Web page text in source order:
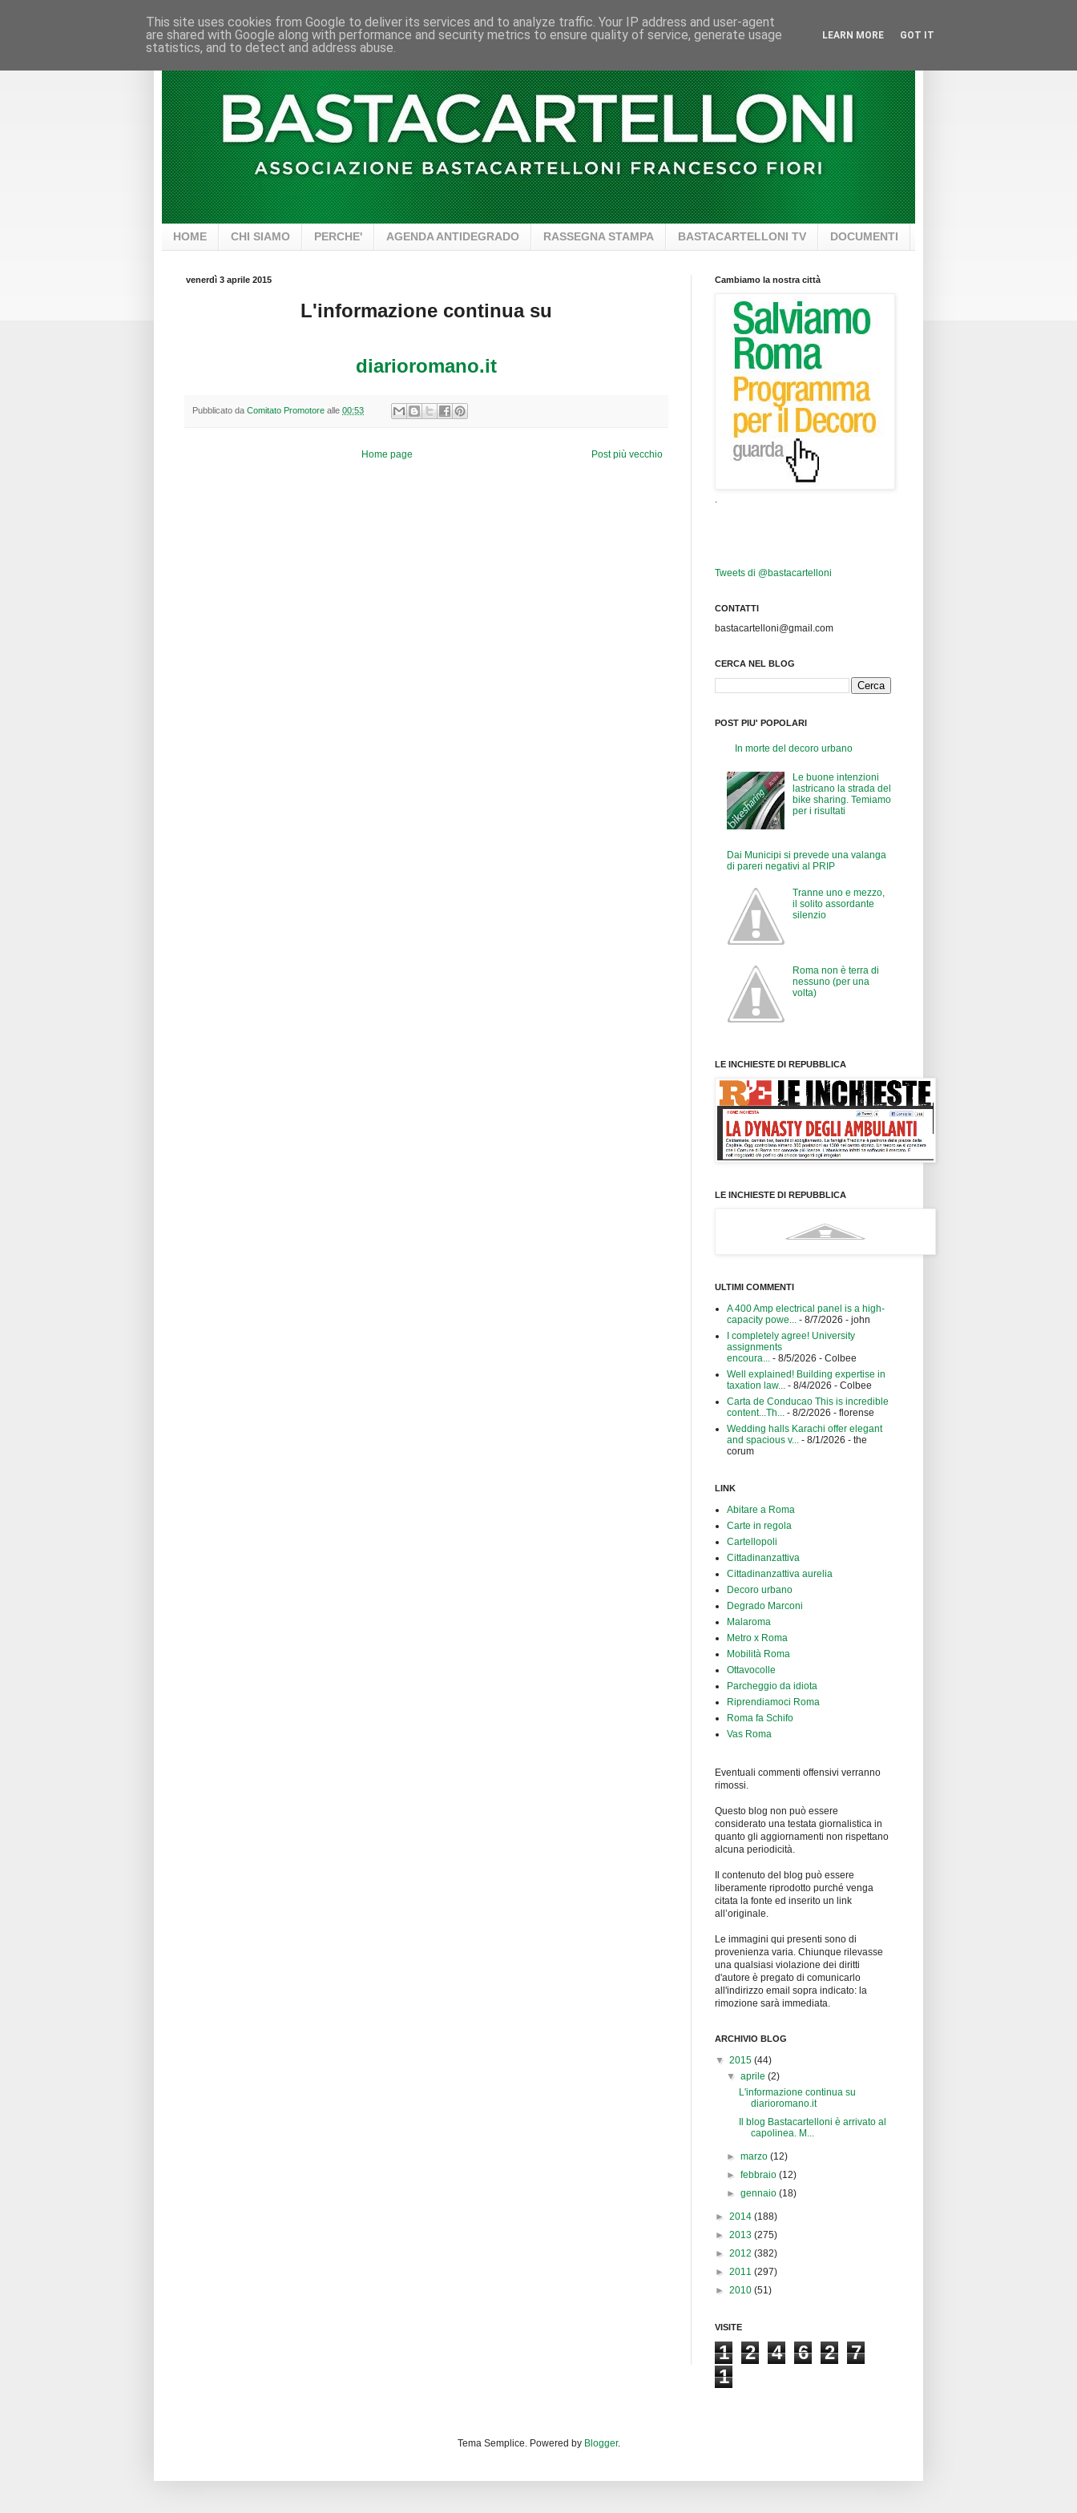
HOME CHI SIAMO PERCHE' AGENDA ANTIDEGRADO RASSEGNA STAMPA BASTACARTELLONI TV DOCUMENTI
venerdì 3 aprile 2015
L'informazione continua su
diarioromano.it
Pubblicato da Comitato Promotore alle 00:53
Post più vecchio
Home page
Cambiamo la nostra città
Tweets di @bastacartelloni
CONTATTI
bastacartelloni@gmail.com
CERCA NEL BLOG
POST PIU' POPOLARI
In morte del decoro urbano
Le buone intenzioni
lastricano la strada del
bike sharing. Temiamo
per i risultati
Dai Municipi si prevede una valanga
di pareri negativi al PRIP
Tranne uno e mezzo,
il solito assordante
silenzio
Roma non è terra di
nessuno (per una
volta)
LE INCHIESTE DI REPUBBLICA
LE INCHIESTE DI REPUBBLICA
ULTIMI COMMENTI
A 400 Amp electrical panel is a high-
capacity powe... - 8/7/2026 - john
I completely agree! University
assignments
encoura... - 8/5/2026 - Colbee
Well explained! Building expertise in
taxation law... - 8/4/2026 - Colbee
Carta de Conducao This is incredible
content...Th... - 8/2/2026 - florense
Wedding halls Karachi offer elegant
and spacious v... - 8/1/2026 - the
corum
LINK
Abitare a Roma
Carte in regola
Cartellopoli
Cittadinanzattiva
Cittadinanzattiva aurelia
Decoro urbano
Degrado Marconi
Malaroma
Metro x Roma
Mobilità Roma
Ottavocolle
Parcheggio da idiota
Riprendiamoci Roma
Roma fa Schifo
Vas Roma
Eventuali commenti offensivi verranno
rimossi.
Questo blog non può essere
considerato una testata giornalistica in
quanto gli aggiornamenti non rispettano
alcuna periodicità.
Il contenuto del blog può essere
liberamente riprodotto purché venga
citata la fonte ed inserito un link
all’originale.
Le immagini qui presenti sono di
provenienza varia. Chiunque rilevasse
una qualsiasi violazione dei diritti
d'autore è pregato di comunicarlo
all'indirizzo email sopra indicato: la
rimozione sarà immediata.
ARCHIVIO BLOG
▼ 2015 (44)
▼aprile(2)
L'informazione continua su
diarioromano.it
Il blog Bastacartelloni è arrivato al
capolinea. M...
►marzo(12)
►febbraio(12)
►gennaio(18)
► 2014 (188)
► 2013 (275)
► 2012 (382)
► 2011 (297)
► 2010 (51)
VISITE
1 2 4 6 2
7
1
Tema Semplice. Powered by Blogger.
This site uses cookies from Google to deliver its services and to analyze traffic. Your IP address and user-agent
are shared with Google along with performance and security metrics to ensure quality of service, generate usage
statistics, and to detect and address abuse.
LEARN MORE GOT IT